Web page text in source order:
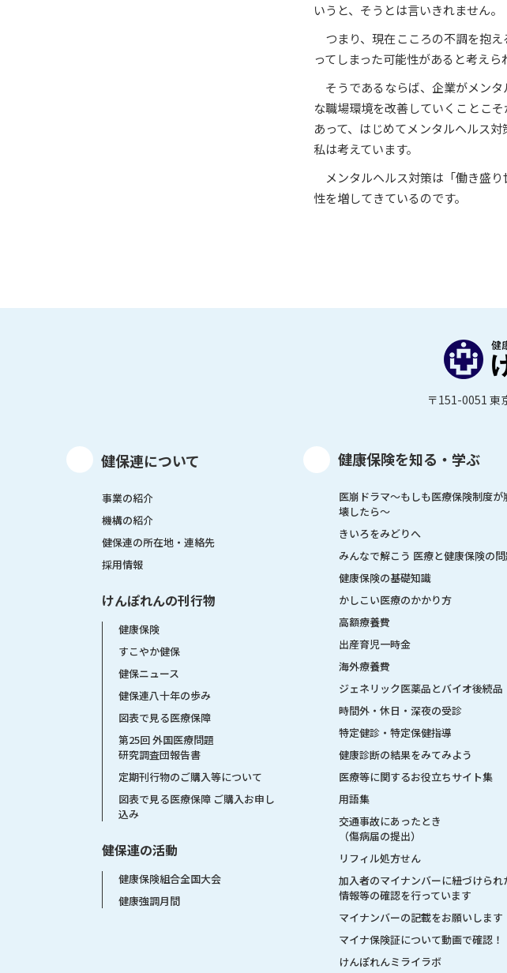
いうと、そうとは言いきれません。
つまり、現在こころの不調を抱
ってしまった可能性があると考えら
そうであるならば、企業がメン
な職場環境を改善していくことこ
あって、はじめてメンタルヘルス
私は考えています。
メンタルヘルス対策は「働き盛
性を増してきているのです。
〒151-0051 東
健保連について
事業の紹介
機構の紹介
健保連の所在地・連絡先
採用情報
けんぽれんの刊行物
健康保険
すこやか健保
健保ニュース
健保連八十年の歩み
図表で見る医療保障
第25回 外国医療問題
研究調査団報告書
定期刊行物のご購入等について
図表で見る医療保障 ご購入お申し
込み
健保連の活動
健康保険組合全国大会
健康強調月間
健康保険を知る・学ぶ
医崩ドラマ〜もしも医療保険制度が
壊したら〜
きいろをみどりへ
みんなで解こう 医療と健康保険の
健康保険の基礎知識
かしこい医療のかかり方
高額療養費
出産育児一時金
海外療養費
ジェネリック医薬品とバイオ後続品
時間外・休日・深夜の受診
特定健診・特定保健指導
健康診断の結果をみてみよう
医療等に関するお役立ちサイト集
用語集
交通事故にあったとき
（傷病届の提出）
リフィル処方せん
加入者のマイナンバーに紐づけられ
情報等の確認を行っています
マイナンバーの記載をお願いします
マイナ保険証について動画で確認！
けんぽれんミライラボ